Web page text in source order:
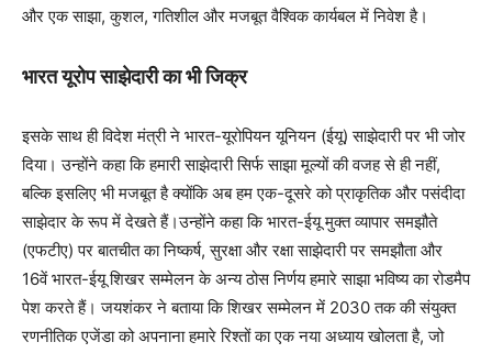
और एक साझा, कुशल, गतिशील और मजबूत वैश्विक कार्यबल में निवेश है।
भारत यूरोप साझेदारी का भी जिक्र
इसके साथ ही विदेश मंत्री ने भारत-यूरोपियन यूनियन (ईयू) साझेदारी पर भी जोर
दिया। उन्होंने कहा कि हमारी साझेदारी सिर्फ साझा मूल्यों की वजह से ही नहीं,
बल्कि इसलिए भी मजबूत है क्योंकि अब हम एक-दूसरे को प्राकृतिक और पसंदीदा
साझेदार के रूप में देखते हैं।उन्होंने कहा कि भारत-ईयू मुक्त व्यापार समझौते
(एफटीए) पर बातचीत का निष्कर्ष, सुरक्षा और रक्षा साझेदारी पर समझौता और
16वें भारत-ईयू शिखर सम्मेलन के अन्य ठोस निर्णय हमारे साझा भविष्य का रोडमैप
पेश करते हैं। जयशंकर ने बताया कि शिखर सम्मेलन में 2030 तक की संयुक्त
रणनीतिक एजेंडा को अपनाना हमारे रिश्तों का एक नया अध्याय खोलता है, जो